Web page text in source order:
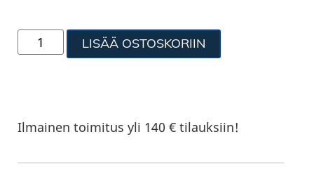
LISÄÄ OSTOSKORIIN
Ilmainen toimitus yli 140 € tilauksiin!